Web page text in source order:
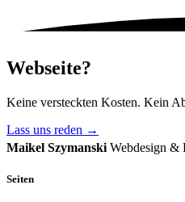
Webseite?
Keine versteckten Kosten. Kein
Lass uns reden →
Maikel Szymanski Webdesign &
Seiten